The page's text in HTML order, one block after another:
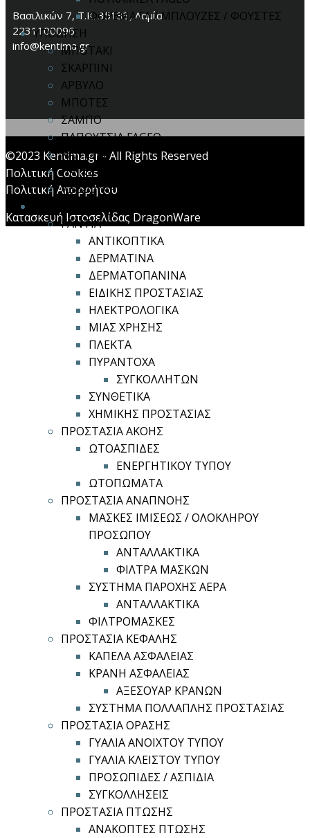
ΦΟΡΕΜΑΤΑ / ΜΠΛΟΥΖΕΣ / ΦΟΥΣΤΕΣ
ΥΠΟΔΗΣΗ
ΜΠΟΤΑΚΙ
ΣΚΑΡΠΙΝΙ
ΑΡΒΥΛΟ
ΜΠΟΤΕΣ
ΣΑΜΠΟ
ΠΑΠΟΥΤΣΙΑ FAGEO
ΚΑΛΤΣΕΣ
ΠΑΤΟΙ
ΑΞΕΣΟΥΑΡ
ΓΑΝΤΙΑ
ΑΝΤΙΚΟΠΤΙΚΑ
ΔΕΡΜΑΤΙΝΑ
ΔΕΡΜΑΤΟΠΑΝΙΝΑ
ΕΙΔΙΚΗΣ ΠΡΟΣΤΑΣΙΑΣ
ΗΛΕΚΤΡΟΛΟΓΙΚΑ
ΜΙΑΣ ΧΡΗΣΗΣ
ΠΛΕΚΤΑ
ΠΥΡΑΝΤΟΧΑ
ΣΥΓΚΟΛΛΗΤΩΝ
ΣΥΝΘΕΤΙΚΑ
ΧΗΜΙΚΗΣ ΠΡΟΣΤΑΣΙΑΣ
ΠΡΟΣΤΑΣΙΑ ΑΚΟΗΣ
ΩΤΟΑΣΠΙΔΕΣ
ΕΝΕΡΓΗΤΙΚΟΥ ΤΥΠΟΥ
ΩΤΟΠΩΜΑΤΑ
ΠΡΟΣΤΑΣΙΑ ΑΝΑΠΝΟΗΣ
ΜΑΣΚΕΣ ΙΜΙΣΕΩΣ / ΟΛΟΚΛΗΡΟΥ
ΠΡΟΣΩΠΟΥ
ΑΝΤΑΛΛΑΚΤΙΚΑ
ΦΙΛΤΡΑ ΜΑΣΚΩΝ
ΣΥΣΤΗΜΑ ΠΑΡΟΧΗΣ ΑΕΡΑ
ΑΝΤΑΛΛΑΚΤΙΚΑ
ΦΙΛΤΡΟΜΑΣΚΕΣ
ΠΡΟΣΤΑΣΙΑ ΚΕΦΑΛΗΣ
ΚΑΠΕΛΑ ΑΣΦΑΛΕΙΑΣ
ΚΡΑΝΗ ΑΣΦΑΛΕΙΑΣ
ΑΞΕΣΟΥΑΡ ΚΡΑΝΩΝ
ΣΥΣΤΗΜΑ ΠΟΛΛΑΠΛΗΣ ΠΡΟΣΤΑΣΙΑΣ
ΠΡΟΣΤΑΣΙΑ ΟΡΑΣΗΣ
ΓΥΑΛΙΑ ΑΝΟΙΧΤΟΥ ΤΥΠΟΥ
ΓΥΑΛΙΑ ΚΛΕΙΣΤΟΥ ΤΥΠΟΥ
ΠΡΟΣΩΠΙΔΕΣ / ΑΣΠΙΔΙΑ
ΣΥΓΚΟΛΛΗΣΕΙΣ
ΠΡΟΣΤΑΣΙΑ ΠΤΩΣΗΣ
ΑΝΑΚΟΠΤΕΣ ΠΤΩΣΗΣ
Βασιλικών 7, Τ.Κ. 35133, Λαμία
2231100096
info@kentima.gr
©2023 Kentima.gr - All Rights Reserved
Πολιτική Cookies
Πολιτική Απορρήτου
Κατασκευή Ιστοσελίδας DragonWare